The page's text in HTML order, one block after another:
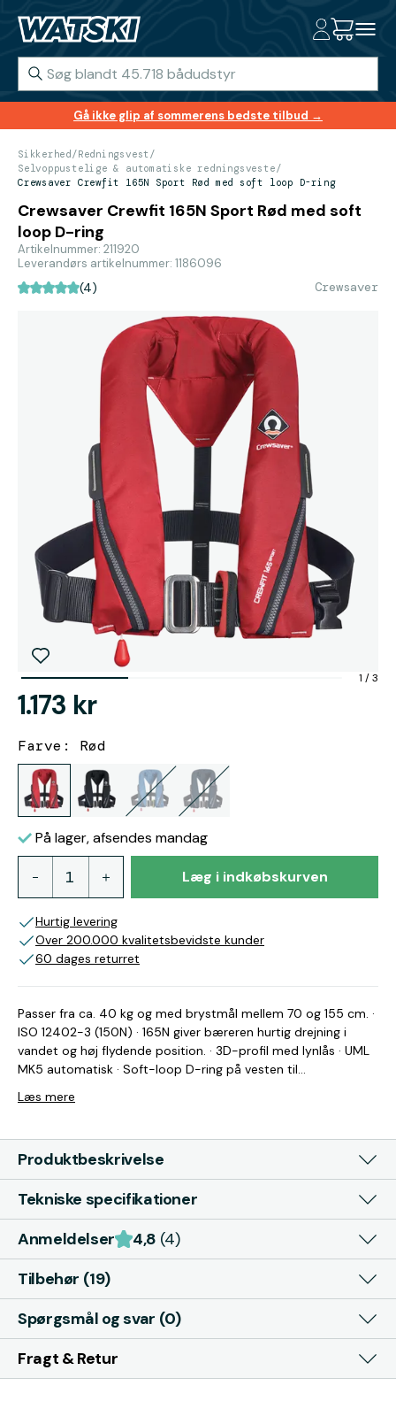
Gå ikke glip af sommerens bedste tilbud →
Sikkerhed /Redningsvest /
Selvoppustelige & automatiske redningsveste/
Crewsaver Crewfit 165N Sport Rød med soft loop D-ring
Crewsaver Crewfit 165N Sport Rød med soft
loop D-ring
Artikelnummer: 211920
Leverandørs artikelnummer: 1186096
(4) Crewsaver
1 /3
1.173 kr
Farve: Rød
På lager, afsendes mandag
Læg i indkøbskurven
Hurtig levering
Over 200.000 kvalitetsbevidste kunder
60 dages returret
Passer fra ca. 40 kg og med brystmål mellem 70 og 155 cm. ·
ISO 12402-3 (150N) · 165N giver bæreren hurtig drejning i
vandet og høj flydende position. · 3D-profil med lynlås · UML
MK5 automatisk · Soft-loop D-ring på vesten til
Crewsaver Crewfit 165N Sport Rød med soft loop D-ring
40kg / brystmål 70-155cm Udløsermekanisme: United
Moulders
Læs mere
Produktbeskrivelse
Tekniske specifikationer
Anmeldelser
4,8 (4)
Tilbehør (19)
Spørgsmål og svar (0)
Fragt & Retur